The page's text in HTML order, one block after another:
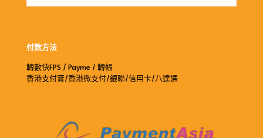
付款方法
轉數快FPS / Payme / 轉帳
香港支付寶/香港微支付/銀聯/信用卡/八達通